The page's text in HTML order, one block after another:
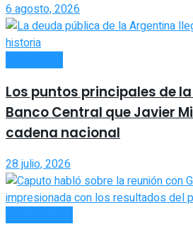
6 agosto, 2026
Los puntos principales de
Banco Central que Javier
cadena nacional
28 julio, 2026